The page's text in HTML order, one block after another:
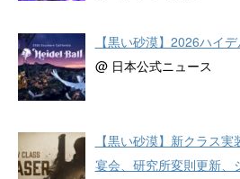
【黒い砂漠】2026ハイ
@ 日本公式ニュース
【黒い砂漠】新クラス
宴会、研究所変則更新、